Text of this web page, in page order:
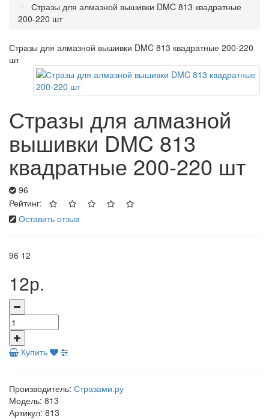
Стразы для алмазной вышивки DMC 813 квадратные
200-220 шт
Стразы для алмазной вышивки DMC 813 квадратные 200-220
шт
Стразы для алмазной
вышивки DMC 813
квадратные 200-220 шт
96
Рейтинг:
Оставить отзыв
96 12
12р.
Купить
Производитель: Стразами.ру
Модель: 813
Артикул: 813